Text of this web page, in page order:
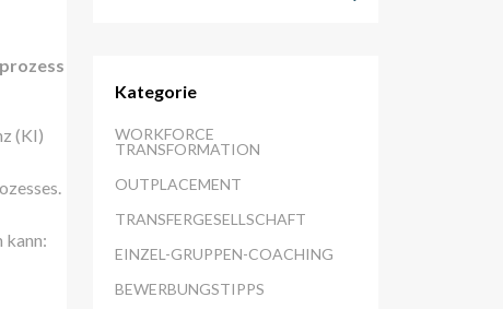
(KI)
kann:
Kategorie
WORKFORCE
TRANSFORMATION
OUTPLACEMENT
TRANSFERGESELLSCHAFT
EINZEL-GRUPPEN-COACHING
BEWERBUNGSTIPPS